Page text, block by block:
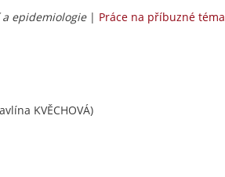
epidemiologie| Práce na příbuzné téma
KVĚCHOVÁ)